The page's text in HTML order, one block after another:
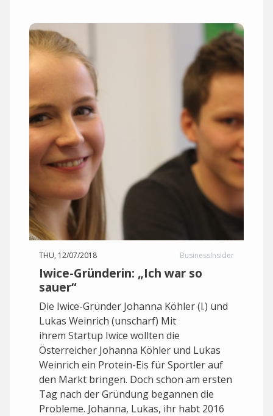
THU, 12/07/2018 BusinessInsider
Iwice-Gründerin: „Ich war so
sauer“
Die Iwice-Gründer Johanna Köhler (l.) und
Lukas Weinrich (unscharf) Mit
ihrem Startup Iwice wollten die
Österreicher Johanna Köhler und Lukas
Weinrich ein Protein-Eis für Sportler auf
den Markt bringen. Doch schon am ersten
Tag nach der Gründung begannen die
Probleme. Johanna, Lukas, ihr habt 2016